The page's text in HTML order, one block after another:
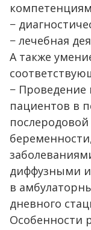
−
− лечебная
А также
− Проведение
пациентов в
диффузными
в
дневного
Особенности